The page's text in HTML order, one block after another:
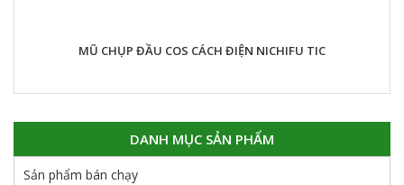
MŨ CHỤP ĐẦU COS CÁCH ĐIỆN NICHIFU TIC
DANH MỤC SẢN PHẨM
Sản phẩm bán chạy